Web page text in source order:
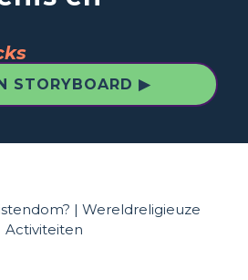
STORYBOARD ▶